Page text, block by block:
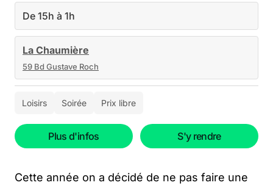
De 15h à 1h
La Chaumière
59 Bd Gustave Roch
Loisirs Soirée Prix libre
Plus d'infos S'y rendre
Cette année on a décidé de ne pas faire une